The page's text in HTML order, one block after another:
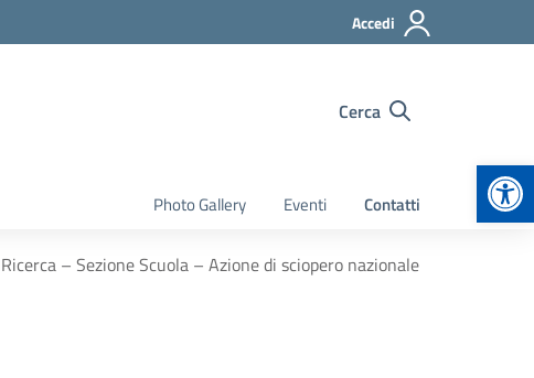
Accedi
Cerca
Photo Gallery Eventi Contatti
– Sezione Scuola – Azione di sciopero nazionale